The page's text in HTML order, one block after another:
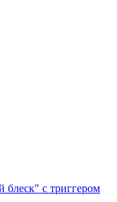
с триггером